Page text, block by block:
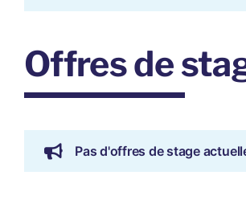
Offres de
Pas d'offres de stage